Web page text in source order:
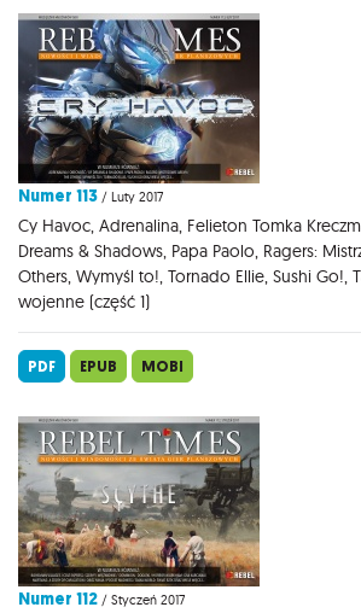
Numer 113 / Luty 2017
Cy Havoc, Adrenalina, Felieton Tomka
Dreams & Shadows, Papa Paolo, Ragers:
Others, Wymyśl to!, Tornado Ellie, Sushi Go!,
wojenne (część 1)
PDF EPUB MOBI
Numer 112 / Styczeń 2017